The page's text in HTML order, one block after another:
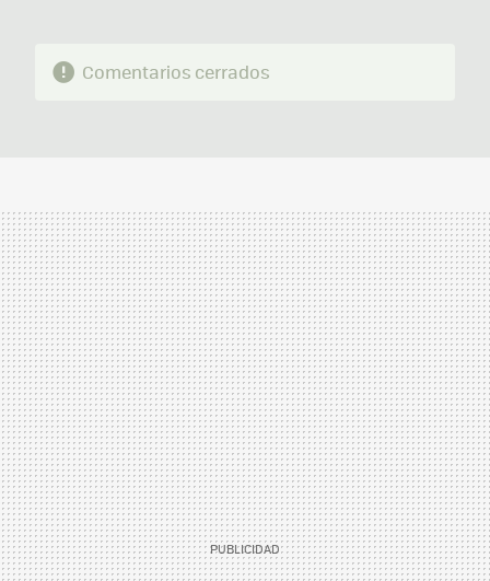
Comentarios cerrados